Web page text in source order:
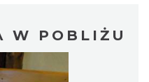
W POBLIŻU